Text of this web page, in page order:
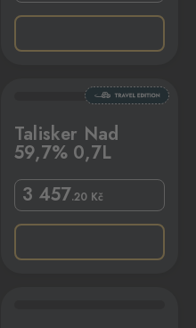
Talisker Nad
59,7% 0,7L
3 457.20 Kč